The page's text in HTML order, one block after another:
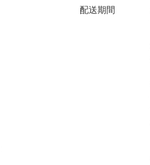
配送期間